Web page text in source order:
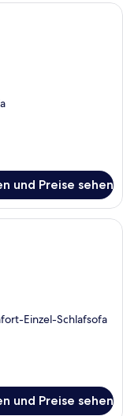
Wohnzimmer mit
und Preise sehen
Wohnzimmer mit
Einzel-Schlafsofa
und Preise sehen